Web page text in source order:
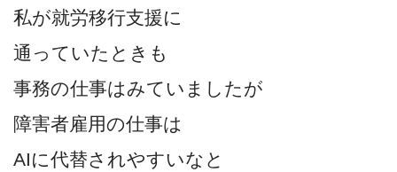
私が就労移行支援に
通っていたときも
事務の仕事はみていましたが
障害者雇用の仕事は
AIに代替されやすいなと